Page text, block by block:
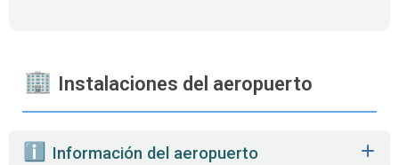
Instalaciones del aeropuerto
️ Información del aeropuerto